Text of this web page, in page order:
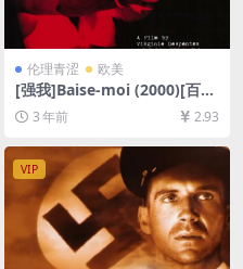
伦理青涩 欧美
[强我]Baise-moi (2000)[百度
网盘+夸克网盘资源1080P超
清未删减][MP4/4GB][中文字
幕][视频文件+防和谐加密压缩
包]
3 年前 2.93
VIP